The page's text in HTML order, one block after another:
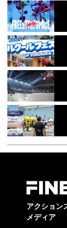
アクション
メディア